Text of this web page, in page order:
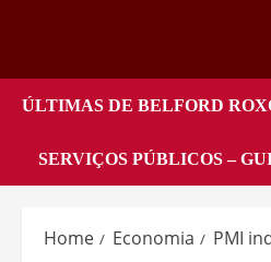
ÚLTIMAS DE BELFORD
SERVIÇOS PÚBLICOS –
Home Economia PMI